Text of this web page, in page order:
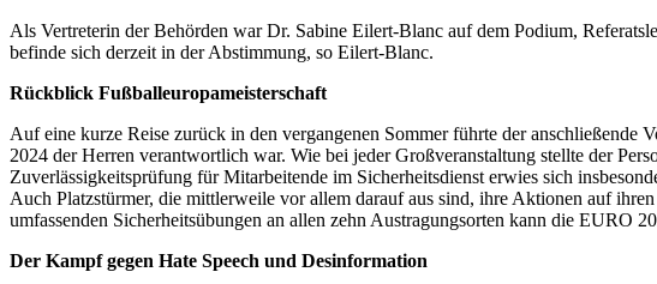
Als Vertreterin der Behörden war Dr. Sabine Eilert-Blanc auf dem Podium,
befinde sich derzeit in der Abstimmung, so Eilert-Blanc.
Rückblick Fußballeuropameisterschaft
Auf eine kurze Reise zurück in den vergangenen Sommer führte der
2024 der Herren verantwortlich war. Wie bei jeder Großveranstaltung stellte der
Zuverlässigkeitsprüfung für Mitarbeitende im Sicherheitsdienst erwies sich
Auch Platzstürmer, die mittlerweile vor allem darauf aus sind, ihre Aktionen auf
umfassenden Sicherheitsübungen an allen zehn Austragungsorten kann die EURO
Der Kampf gegen Hate Speech und Desinformation